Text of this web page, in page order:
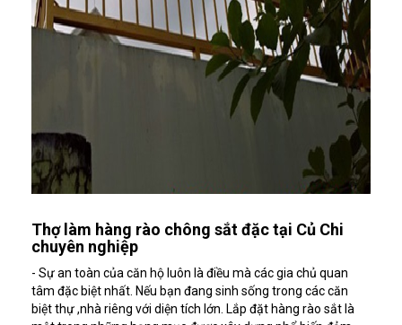
Thợ làm hàng rào chông sắt đặc tại Củ Chi
chuyên nghiệp
- Sự an toàn của căn hộ luôn là điều mà các gia chủ quan
tâm đặc biệt nhất. Nếu bạn đang sinh sống trong các căn
biệt thự ,nhà riêng với diện tích lớn. Lắp đặt hàng rào sắt là